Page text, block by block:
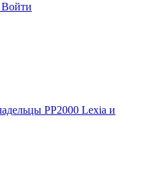
Войти
PP2000 Lexia и